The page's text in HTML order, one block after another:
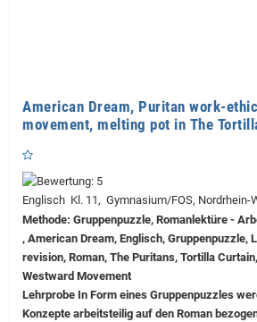
American Dream, Puritan work-
movement, melting pot in The
Englisch Kl. 11, Gymnasium/FOS, Nordrhein-
Methode: Gruppenpuzzle, Romanlektüre -
, American Dream, Englisch, Gruppenpuzzle,
revision, Roman, The Puritans, Tortilla
Westward Movement
Lehrprobe In Form eines Gruppenpuzzles
Konzepte arbeitsteilig auf den Roman